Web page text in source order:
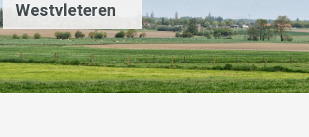
Westvleteren